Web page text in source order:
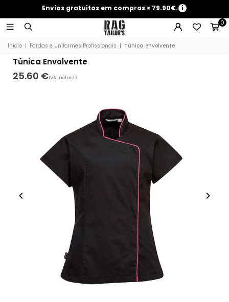
Envios gratuitos em compras ≥ 79.90€. i
0
Início | Fardas e Uniformes Profissionais | Túnica envolvente
Túnica Envolvente
25.60 €IVA Incluído